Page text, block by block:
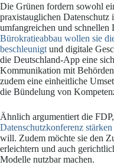
Die Grünen fordern sowohl
praxistauglichen
umfangreichen und
Bürokratieabbau wollen sie
beschleunigt und digitale
die Deutschland-App eine
Kommunikation mit
zudem eine einheitliche
die Bündelung von
Ähnlich argumentiert die
Datenschutzkonferenz stärken
will. Zudem möchte sie den
erleichtern und auch
Modelle nutzbar machen.